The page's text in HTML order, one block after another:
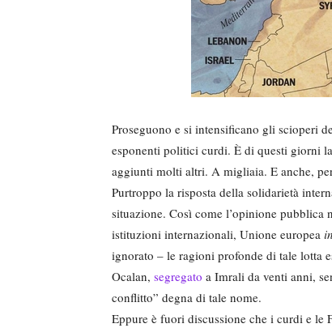
Proseguono e si intensificano gli scioperi
esponenti politici curdi. È di questi giorni
aggiunti molti altri. A migliaia. E anche,
Purtroppo la risposta della solidarietà
situazione. Così come l’opinione pubblica
istituzioni internazionali, Unione europea
ignorato – le ragioni profonde di tale lotta
Ocalan, segregato a Imrali da venti anni,
conflitto” degna di tale nome.
Eppure è fuori discussione che i curdi e le